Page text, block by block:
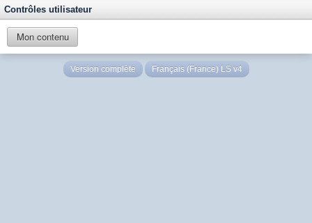
Contrôles utilisateur
Mon contenu
Version complète Français (France) LS v4